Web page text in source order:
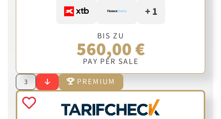
+ 1
BIS ZU
560,00 €
PAY PER SALE
3 PREMIUM